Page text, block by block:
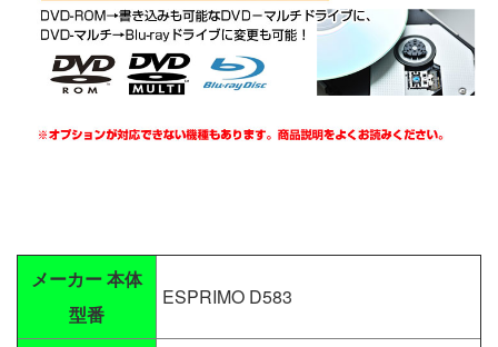
メーカー 本体
型番
ESPRIMO D583